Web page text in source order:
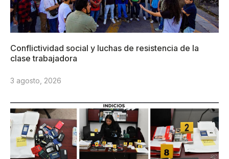
Conflictividad social y luchas de resistencia de la
clase trabajadora
3 agosto, 2026